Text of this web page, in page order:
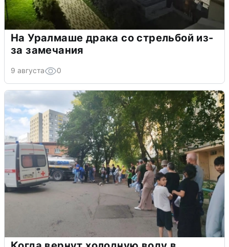
На Уралмаше драка со стрельбой из-
за замечания
9 августа 0